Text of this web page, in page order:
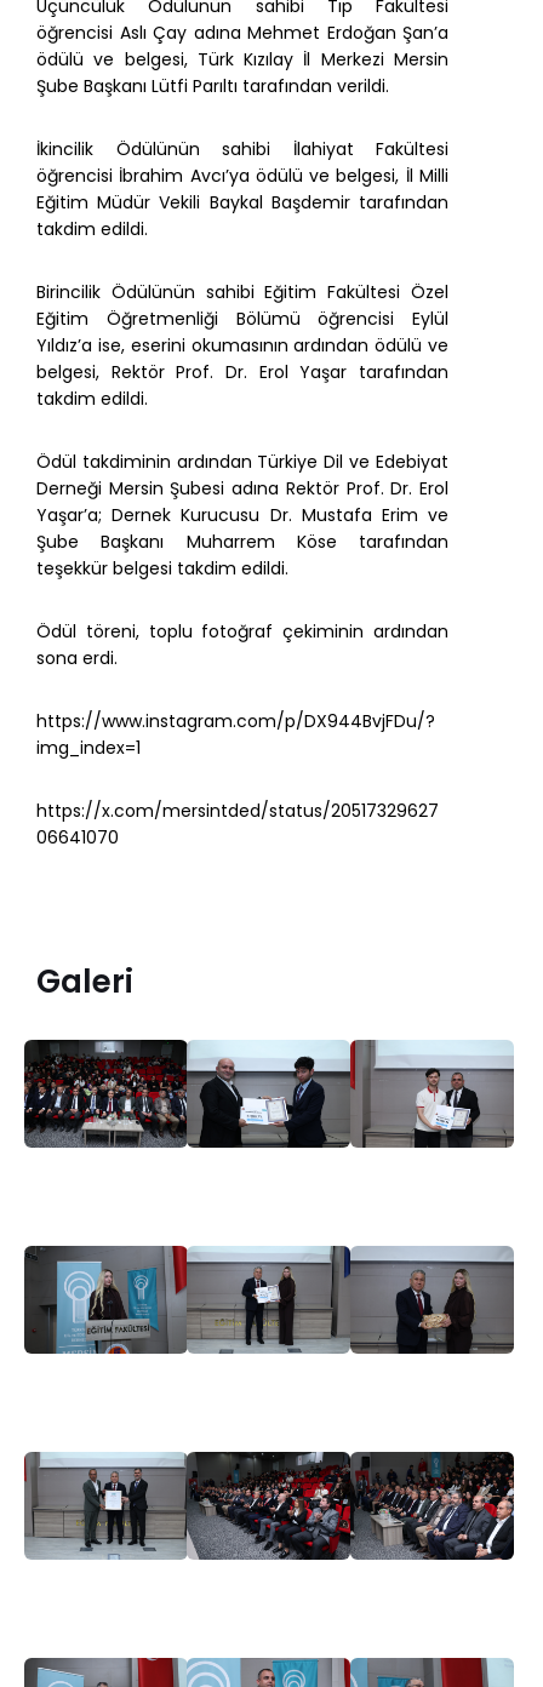
Üçüncülük Ödülünün sahibi Tıp Fakültesi
öğrencisi Aslı Çay adına Mehmet Erdoğan Şan’a
ödülü ve belgesi, Türk Kızılay İl Merkezi Mersin
Şube Başkanı Lütfi Parıltı tarafından verildi.
İkincilik Ödülünün sahibi İlahiyat Fakültesi
öğrencisi İbrahim Avcı’ya ödülü ve belgesi, İl Milli
Eğitim Müdür Vekili Baykal Başdemir tarafından
takdim edildi.
Birincilik Ödülünün sahibi Eğitim Fakültesi Özel
Eğitim Öğretmenliği Bölümü öğrencisi Eylül
Yıldız’a ise, eserini okumasının ardından ödülü ve
belgesi, Rektör Prof. Dr. Erol Yaşar tarafından
takdim edildi.
Ödül takdiminin ardından Türkiye Dil ve Edebiyat
Derneği Mersin Şubesi adına Rektör Prof. Dr. Erol
Yaşar’a; Dernek Kurucusu Dr. Mustafa Erim ve
Şube Başkanı Muharrem Köse tarafından
teşekkür belgesi takdim edildi.
Ödül töreni, toplu fotoğraf çekiminin ardından
sona erdi.
https://www.instagram.com/p/DX944BvjFDu/?
img_index=1
https://x.com/mersintded/status/20517329627
06641070
Galeri